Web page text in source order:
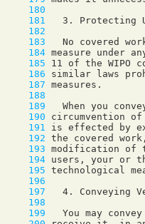
    180
    181
    182
    183
    184
    185
    186
    187
    188
    189
    190
    191
    192
    193
    194
    195
    196
    197
    198
    199